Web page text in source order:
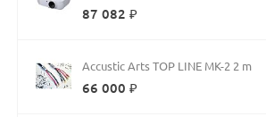
87 082 ₽
Accustic Arts TOP LINE MK-2 2 m
66 000 ₽